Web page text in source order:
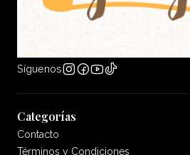
Síguenos
Categorías
Contacto
Términos y Condiciones